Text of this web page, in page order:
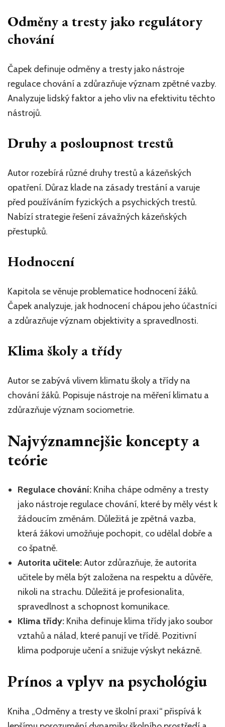
Odměny a tresty jako regulátory
chování
Čapek definuje odměny a tresty jako nástroje
regulace chování a zdůrazňuje význam zpětné vazby.
Analyzuje lidský faktor a jeho vliv na efektivitu těchto
nástrojů.
Druhy a posloupnost trestů
Autor rozebírá různé druhy trestů a kázeňských
opatření. Důraz klade na zásady trestání a varuje
před používáním fyzických a psychických trestů.
Nabízí strategie řešení závažných kázeňských
přestupků.
Hodnocení
Kapitola se věnuje problematice hodnocení žáků.
Čapek analyzuje, jak hodnocení chápou jeho účastníci
a zdůrazňuje význam objektivity a spravedlnosti.
Klima školy a třídy
Autor se zabývá vlivem klimatu školy a třídy na
chování žáků. Popisuje nástroje na měření klimatu a
zdůrazňuje význam sociometrie.
Najvýznamnejšie koncepty a
teórie
Regulace chování: Kniha chápe odměny a tresty
jako nástroje regulace chování, které by měly vést k
žádoucím změnám. Důležitá je zpětná vazba,
která žákovi umožňuje pochopit, co udělal dobře a
co špatně.
Autorita učitele:Autor zdůrazňuje, že autorita
učitele by měla být založena na respektu a důvěře,
nikoli na strachu. Důležitá je profesionalita,
spravedlnost a schopnost komunikace.
Klima třídy: Kniha definuje klima třídy jako soubor
vztahů a nálad, které panují ve třídě. Pozitivní
klima podporuje učení a snižuje výskyt nekázně.
Prínos a vplyv na psychológiu
Kniha „Odměny a tresty ve školní praxi“ přispívá k